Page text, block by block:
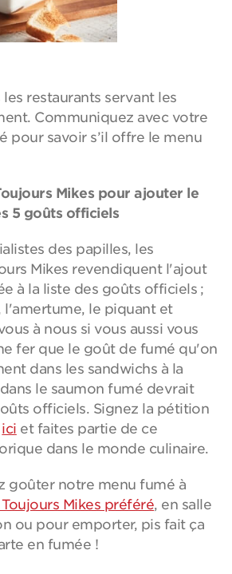
restaurants servant les
Communiquez avec votre
pour savoir s’il offre le menu
Mikes pour ajouter le
5 goûts officiels
des papilles, les
Mikes revendiquent l'ajout
à la liste des goûts officiels ;
l'amertume, le piquant et
à nous si vous aussi vous
fer que le goût de fumé qu'on
dans les sandwichs à la
le saumon fumé devrait
officiels. Signez la pétition
ici et faites partie de ce
dans le monde culinaire.
goûter notre menu fumé à
Mikes préféré, en salle
ou pour emporter, pis fait ça
en fumée !